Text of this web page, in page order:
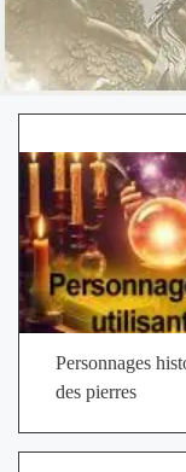
Personnages
des pierres